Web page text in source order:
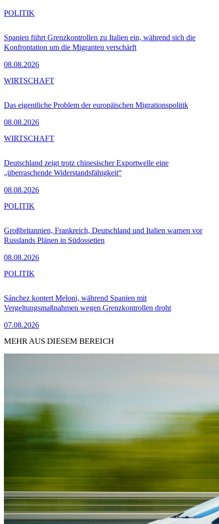
Spanien führt Grenzkontrollen zu Italien ein, während sich die
Konfrontation um die Migranten verschärft
08.08.2026
POLITIK
Das eigentliche Problem der europäischen Migrationspolitik
08.08.2026
WIRTSCHAFT
Deutschland zeigt trotz chinesischer Exportwelle eine
„überraschende Widerstandsfähigkeit“
08.08.2026
WIRTSCHAFT
Großbritannien, Frankreich, Deutschland und Italien warnen vor
Russlands Plänen in Südossetien
08.08.2026
POLITIK
Sánchez kontert Meloni, während Spanien mit
Vergeltungsmaßnahmen wegen Grenzkontrollen droht
07.08.2026
POLITIK
MEHR AUS DIESEM BEREICH